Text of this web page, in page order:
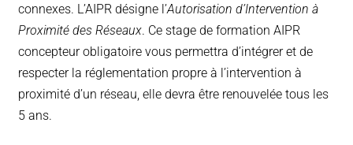
connexes. L’AIPR désigne l’Autorisation d’Intervention à
Proximité des Réseaux. Ce stage de formation AIPR
concepteur obligatoire vous permettra d’intégrer et de
respecter la réglementation propre à l’intervention à
proximité d’un réseau, elle devra être renouvelée tous les
5 ans.